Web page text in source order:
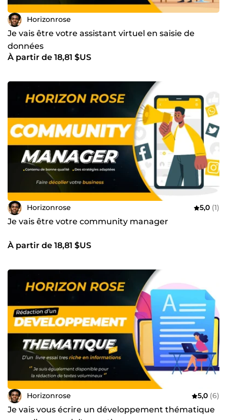
Horizonrose
Je vais être votre assistant virtuel en saisie de
données
À partir de 18,81 $US
Horizonrose 5,0 (1)
Je vais être votre community manager
À partir de 18,81 $US
Horizonrose 5,0 (6)
Je vais vous écrire un développement thématique